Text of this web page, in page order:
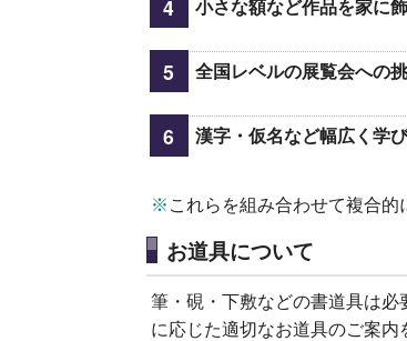
小さな額など作品を家に
全国レベルの展覧会への
漢字・仮名など幅広く学
※ これらを組み合わせて複合的
お道具について
筆・硯・下敷などの書道具は
に応じた適切なお道具のご案内